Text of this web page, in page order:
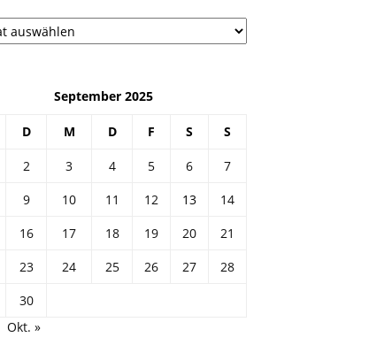
September 2025
D M D F S S
2 3 4 5 6
7
9 10 11 12 13
14
16 17 18 19 20
21
23 24 25 26 27
28
30
Okt. »